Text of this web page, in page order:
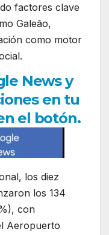
factores clave
Galeão,
como motor
News y
en tu
el botón.
los diez
los 134
con
Aeropuerto